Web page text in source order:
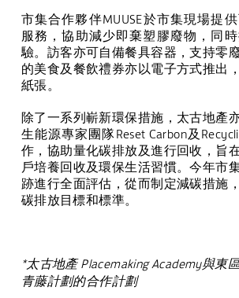
市集合作夥伴MUUSE於市集現場提
服務，協助減少即棄塑膠廢物，同
驗。訪客亦可自備餐具容器，支持零
的美食及餐飲禮券亦以電子方式推出
紙張。
除了一系列嶄新環保措施，太古地產
生能源專家團隊Reset Carbon及
作，協助量化碳排放及進行回收，旨
戶培養回收及環保生活習慣。今年市
跡進行全面評估，從而制定減碳措施
碳排放目標和標準。
*太古地產Placemaking Academy與東
青藤計劃的合作計劃